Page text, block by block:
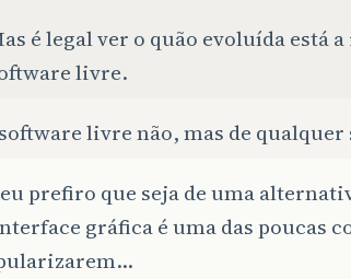
é legal ver o quão evoluída está
livre.
livre não, mas de
prefiro que seja de uma
gráfica é uma das poucas